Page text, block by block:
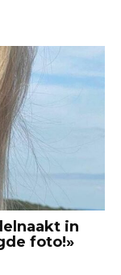
in
foto!»